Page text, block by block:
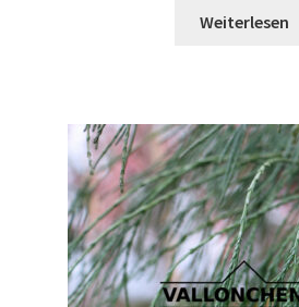
Weiterlesen